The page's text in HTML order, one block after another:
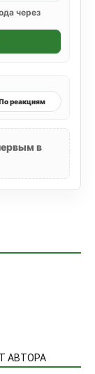
через
реакциям
в
АВТОРА